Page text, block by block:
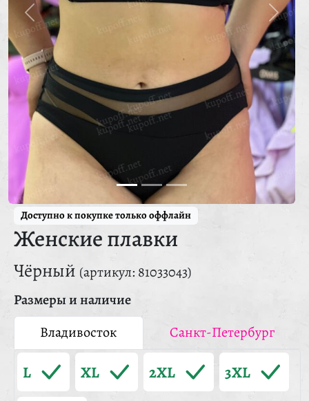
Доступно к покупке только оффлайн
Женские плавки
Чёрный (артикул: 81033043)
Размеры и наличие
Владивосток
Санкт-Петербург
L XL 2XL 3XL